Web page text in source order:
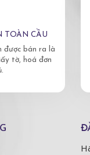
TOÀN CẦU
được bán ra là
tờ, hoá đơn